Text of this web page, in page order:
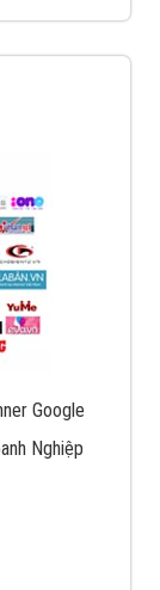
Google
Nghiệp